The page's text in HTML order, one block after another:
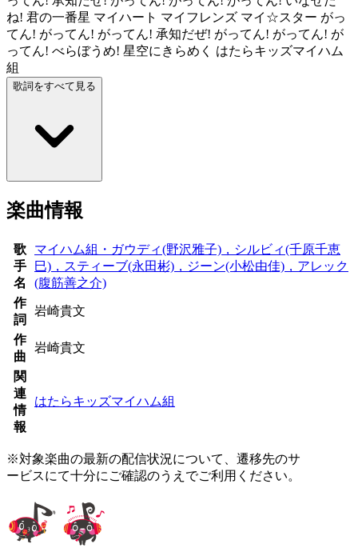
ね! 君の一番星 マイハート マイフレンズ マイ☆スター がっ
てん! がってん! がってん! 承知だぜ! がってん! がってん! が
ってん! べらぼうめ! 星空にきらめく はたらキッズマイハム
組
歌詞をすべて見る
楽曲情報
歌
手
名
マイハム組・ガウディ(野沢雅子)，シルビィ(千原千恵
巳)，スティーブ(永田彬)，ジーン(小松由佳)，アレック
(腹筋善之介)
作
詞
岩崎貴文
作
曲
岩崎貴文
関
連
情
報
はたらキッズマイハム組
※対象楽曲の最新の配信状況について、遷移先のサ
ービスにて十分にご確認のうえでご利用ください。